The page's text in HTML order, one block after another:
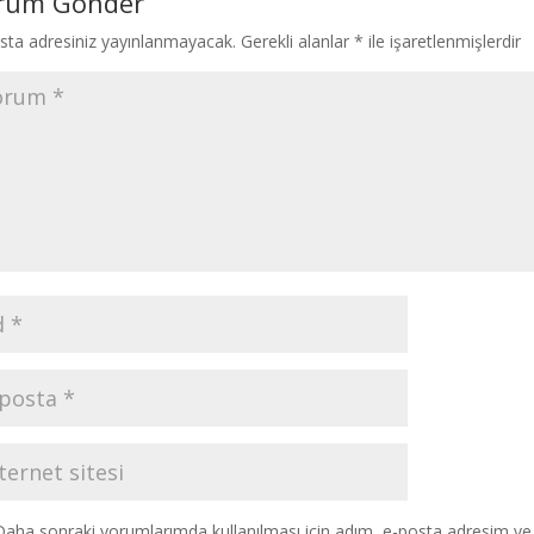
adresiniz yayınlanmayacak. Gerekli alanlar * ile işaretlenmişlerdir